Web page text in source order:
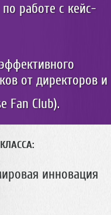
работе с кейс-
от директоров и
Fan Club).
инновация